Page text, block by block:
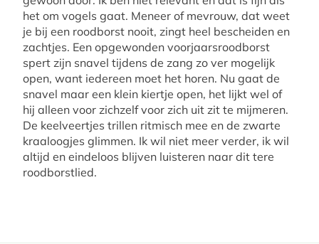
het om vogels gaat. Meneer of mevrouw, dat weet
je bij een roodborst nooit, zingt heel bescheiden en
zachtjes. Een opgewonden voorjaarsroodborst
spert zijn snavel tijdens de zang zo ver mogelijk
open, want iedereen moet het horen. Nu gaat de
snavel maar een klein kiertje open, het lijkt wel of
hij alleen voor zichzelf voor zich uit zit te mijmeren.
De keelveertjes trillen ritmisch mee en de zwarte
kraaloogjes glimmen. Ik wil niet meer verder, ik wil
altijd en eindeloos blijven luisteren naar dit tere
roodborstlied.